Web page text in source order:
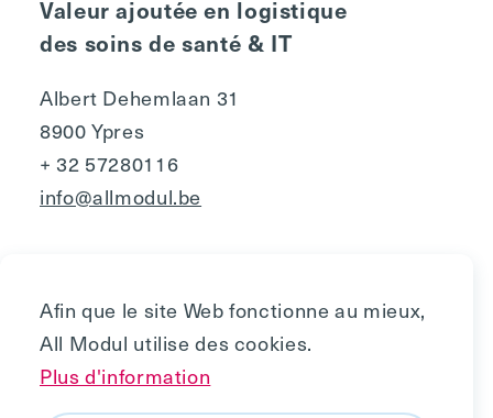
Afin que le site Web fonctionne au mieux,
All Modul utilise des cookies.
Plus d'information
Valeur ajoutée en logistique
des soins de santé & IT
Albert Dehemlaan 31
8900 Ypres
+ 32 57280116
info@allmodul.be
Privacy
Politique de cookies